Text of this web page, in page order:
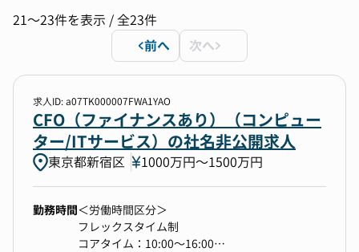
2件選択
選択なし
年収
500万円以上〜上限なし
選択中の条件 すべてクリア
21〜23件を表示 / 全23件
前へ
次へ
求人ID: a07TK000007FWA1YAO
CFO（ファイナンスあり）（コンピュー
ター/ITサービス）の社名非公開求人
東京都新宿区 1000万円〜1500万円
勤務時間＜労働時間区分＞
フレックスタイム制
コアタイム：10:00～16:00